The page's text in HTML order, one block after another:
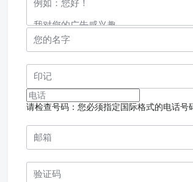
请检查号码：您必须指定国际格式的电话号